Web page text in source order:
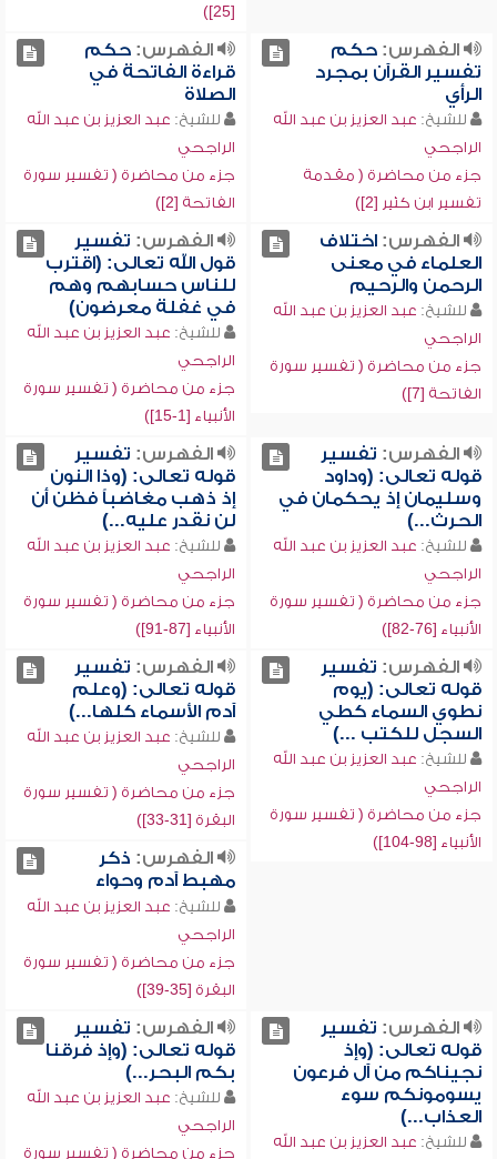
[25])
الفهرس:حكم
تفسير القرآن بمجرد
الرأي
للشيخ: عبد العزيز بن عبد الله
الراجحي
جزء من محاضرة ( مقدمة
تفسير ابن كثير [2])
الفهرس:حكم
قراءة الفاتحة في
الصلاة
للشيخ: عبد العزيز بن عبد الله
الراجحي
جزء من محاضرة ( تفسير سورة
الفاتحة [2])
الفهرس:اختلاف
العلماء في معنى
الرحمن والرحيم
للشيخ: عبد العزيز بن عبد الله
الراجحي
جزء من محاضرة ( تفسير سورة
الفاتحة [7])
الفهرس: تفسير
قول الله تعالى: (اقترب
للناس حسابهم وهم
في غفلة معرضون)
للشيخ: عبد العزيز بن عبد الله
الراجحي
جزء من محاضرة ( تفسير سورة
الأنبياء [1-15])
الفهرس: تفسير
قوله تعالى: (وداود
وسليمان إذ يحكمان في
الحرث...)
للشيخ: عبد العزيز بن عبد الله
الراجحي
جزء من محاضرة ( تفسير سورة
الأنبياء [76-82])
الفهرس: تفسير
قوله تعالى: (وذا النون
إذ ذهب مغاضباً فظن أن
لن نقدر عليه...)
للشيخ: عبد العزيز بن عبد الله
الراجحي
جزء من محاضرة ( تفسير سورة
الأنبياء [87-91])
الفهرس: تفسير
قوله تعالى: (يوم
نطوي السماء كطي
السجل للكتب ...)
للشيخ: عبد العزيز بن عبد الله
الراجحي
جزء من محاضرة ( تفسير سورة
الأنبياء [98-104])
الفهرس: تفسير
قوله تعالى: (وعلم
آدم الأسماء كلها...)
للشيخ: عبد العزيز بن عبد الله
الراجحي
جزء من محاضرة ( تفسير سورة
البقرة [31-33])
الفهرس: ذكر
مهبط آدم وحواء
للشيخ: عبد العزيز بن عبد الله
الراجحي
جزء من محاضرة ( تفسير سورة
البقرة [35-39])
الفهرس: تفسير
قوله تعالى: (وإذ
نجيناكم من آل فرعون
يسومونكم سوء
العذاب...)
للشيخ: عبد العزيز بن عبد الله
الفهرس: تفسير
قوله تعالى: (وإذ فرقنا
بكم البحر...)
للشيخ: عبد العزيز بن عبد الله
الراجحي
جزء من محاضرة ( تفسير سورة